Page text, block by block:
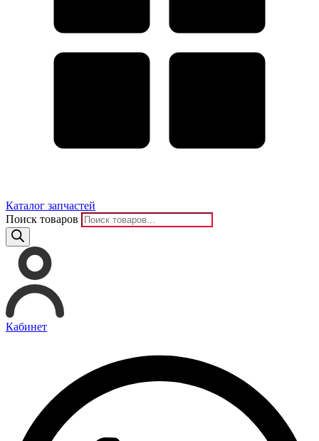
Каталог запчастей
Поиск товаров
Кабинет